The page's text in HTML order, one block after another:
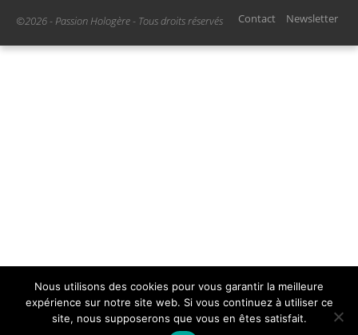
©2026 - Passion Hologère - Tous droits réservés Contact Newsletter
Nous utilisons des cookies pour vous garantir la meilleure
expérience sur notre site web. Si vous continuez à utiliser ce
site, nous supposerons que vous en êtes satisfait.